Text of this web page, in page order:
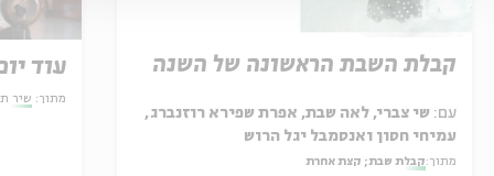
קבלת השבת הראשונה של השנה
עם: שי צברי, לאה שבת, אפרת שפירא רוזנברג,
עמיחי חסון ואנסמבל יגל הרוש
מתוך: קבלת שבת; קצת אחרת
עוד
מתוך: שיר